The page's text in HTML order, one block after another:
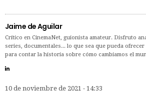
Jaime de Aguilar
Crítico en CinemaNet, guionista amateur. Disfruto
series, documentales... lo que sea que pueda
para contar la historia sobre cómo cambiamos el
10 de noviembre de 2021 - 14:33